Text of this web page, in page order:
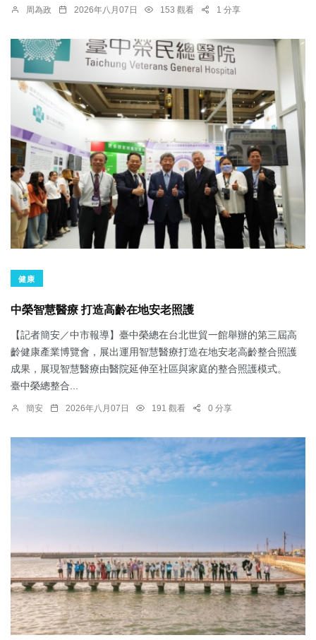
周為政 2026年八月07日 153 觀看 1 分享
健康
中榮智慧醫療 打造高齡在地安老照護
【記者簡安／中市報導】臺中榮總在台北世貿一館舉辦的第三屆高
齡健康產業博覽會，展出運用智慧醫療打造在地安老高齡整合照護
成果，展現智慧醫療由醫院延伸至社區與家庭的整合照護模式。
臺中榮總整合...
簡安 2026年八月07日 191 觀看 0 分享